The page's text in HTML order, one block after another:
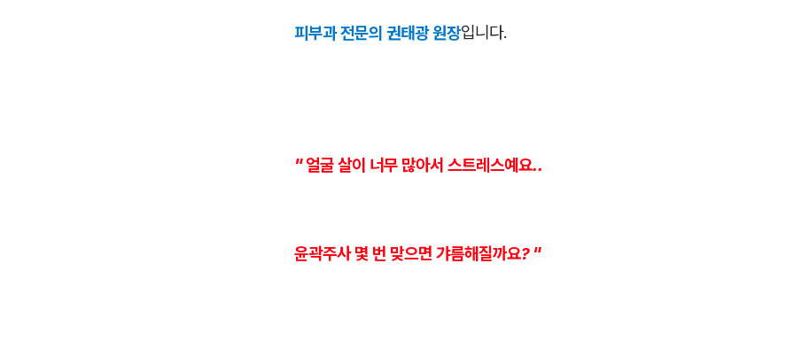
피부과 전문의 권태광 원장입니다.
" 얼굴 살이 너무 많아서 스트레스예요..
윤곽주사 몇 번 맞으면 갸름해질까요? "